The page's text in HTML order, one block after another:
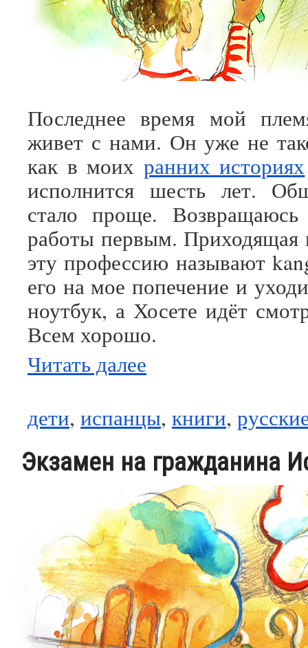
Последнее время мой
живет с нами. Он уже не
как в моих ранних историях
исполнится шесть лет.
стало проще.
работы первым. Приходящая
эту профессию называют
его на мое попечение и
ноутбук, а Хосете идёт
Всем хорошо.
Читать далее
дети, испанцы, книги,
Экзамен на гражданина